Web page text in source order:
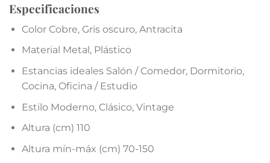
Especificaciones
Color Cobre, Gris oscuro, Antracita
Material Metal, Plástico
Estancias ideales Salón / Comedor, Dormitorio,
Cocina, Oficina / Estudio
Estilo Moderno, Clásico, Vintage
Altura (cm) 110
Altura mín-máx (cm) 70-150